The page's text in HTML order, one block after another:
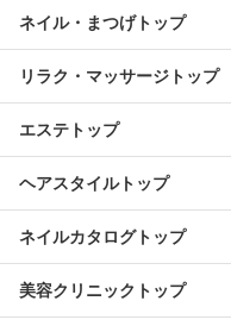
ネイル・まつげトップ
リラク・マッサージトップ
エステトップ
ヘアスタイルトップ
ネイルカタログトップ
美容クリニックトップ